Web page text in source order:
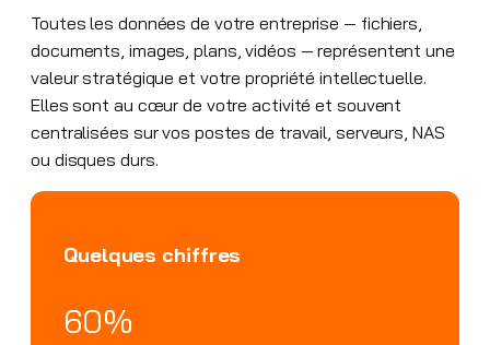
Toutes les données de votre entreprise — fichiers,
documents, images, plans, vidéos — représentent une
valeur stratégique et votre propriété intellectuelle.
Elles sont au cœur de votre activité et souvent
centralisées sur vos postes de travail, serveurs, NAS
ou disques durs.
Quelques chiffres
60%